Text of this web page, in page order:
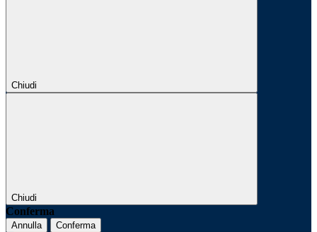
Chiudi
Chiudi
Conferma
Annulla Conferma